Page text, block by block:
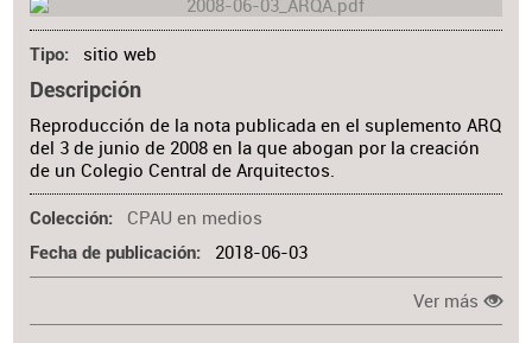
Tipo sitio web
Descripción
Reproducción de la nota publicada en el suplemento ARQ
del 3 de junio de 2008 en la que abogan por la creación
de un Colegio Central de Arquitectos.
Colección CPAU en medios
Fecha de publicación 2018-06-03
Ver más